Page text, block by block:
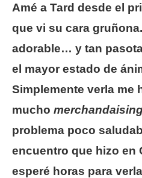
Amé a Tard desde el
que vi su cara
adorable… y tan
el mayor estado de
Simplemente verla me
mucho
problema poco
encuentro que hizo en
esperé horas para